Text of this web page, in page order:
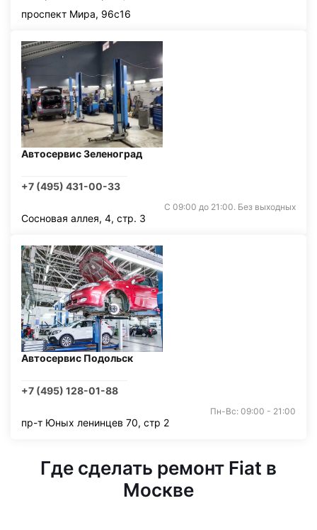
проспект Мира, 96с16
Автосервис Зеленоград
+7 (495) 431-00-33
С 09:00 до 21:00. Без выходных
Сосновая аллея, 4, стр. 3
Автосервис Подольск
+7 (495) 128-01-88
Пн-Вс: 09:00 - 21:00
пр-т Юных ленинцев 70, стр 2
Где сделать ремонт Fiat в
Москве